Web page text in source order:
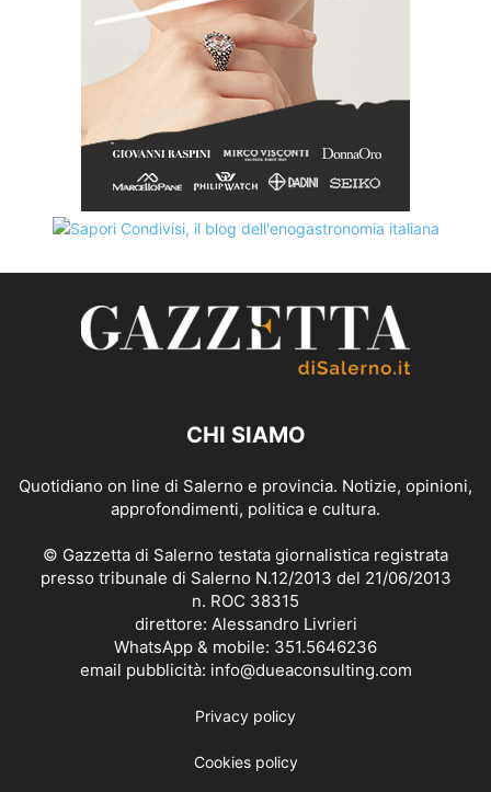
CHI SIAMO
Quotidiano on line di Salerno e provincia. Notizie, opinioni,
approfondimenti, politica e cultura.
© Gazzetta di Salerno testata giornalistica registrata
presso tribunale di Salerno N.12/2013 del 21/06/2013
n. ROC 38315
direttore: Alessandro Livrieri
WhatsApp & mobile: 351.5646236
email pubblicità: info@dueaconsulting.com
Privacy policy
Cookies policy